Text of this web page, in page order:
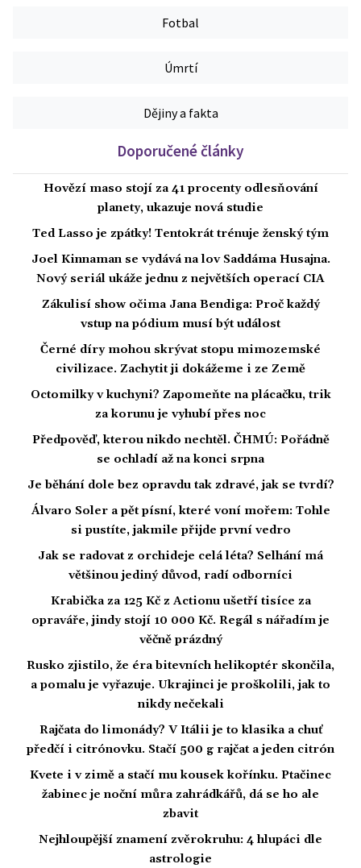
Fotbal
Úmrtí
Dějiny a fakta
Doporučené články
Hovězí maso stojí za 41 procenty odlesňování
planety, ukazuje nová studie
Ted Lasso je zpátky! Tentokrát trénuje ženský tým
Joel Kinnaman se vydává na lov Saddáma Husajna.
Nový seriál ukáže jednu z největších operací CIA
Zákulisí show očima Jana Bendiga: Proč každý
vstup na pódium musí být událost
Černé díry mohou skrývat stopu mimozemské
civilizace. Zachytit ji dokážeme i ze Země
Octomilky v kuchyni? Zapomeňte na plácačku, trik
za korunu je vyhubí přes noc
Předpověď, kterou nikdo nechtěl. ČHMÚ: Pořádně
se ochladí až na konci srpna
Je běhání dole bez opravdu tak zdravé, jak se tvrdí?
Álvaro Soler a pět písní, které voní mořem: Tohle
si pustíte, jakmile přijde první vedro
Jak se radovat z orchideje celá léta? Selhání má
většinou jediný důvod, radí odborníci
Krabička za 125 Kč z Actionu ušetří tisíce za
opraváře, jindy stojí 10 000 Kč. Regál s nářadím je
věčně prázdný
Rusko zjistilo, že éra bitevních helikoptér skončila,
a pomalu je vyřazuje. Ukrajinci je proškolili, jak to
nikdy nečekali
Rajčata do limonády? V Itálii je to klasika a chuť
předčí i citrónovku. Stačí 500 g rajčat a jeden citrón
Kvete i v zimě a stačí mu kousek kořínku. Ptačinec
žabinec je noční můra zahrádkářů, dá se ho ale
zbavit
Nejhloupější znamení zvěrokruhu: 4 hlupáci dle
astrologie